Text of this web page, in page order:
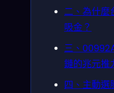
二、為什麼
吸金？
三、
鏈的兆元推
四、主動